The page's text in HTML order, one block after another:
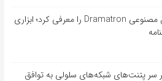
دیپ‌مایند هوش مصنوعی Dramatron را معرفی کرد؛ ابزاری
سر پتنت‌های شبکه‌های سلولی به توافق